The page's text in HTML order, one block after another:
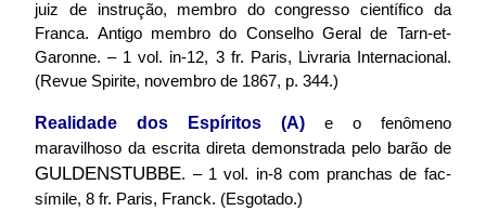
juiz de instrução, membro do congresso científico da
Franca. Antigo membro do Conselho Geral de Tarn-et-
Garonne. – 1 vol. in-12, 3 fr. Paris, Livraria Internacional.
(Revue Spirite, novembro de 1867, p. 344.)
Realidade dos Espíritos (A)
e o fenômeno
maravilhoso da escrita direta demonstrada pelo barão de
GULDENSTUBBE. – 1 vol. in-8 com pranchas de fac-
símile, 8 fr. Paris, Franck. (Esgotado.)